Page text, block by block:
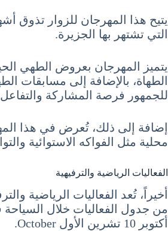
يتيح هذا المهرجان للزوار تذوق
التي تشتهر بها الجزيرة.
يتميز المهرجان بعروض الطهي
الطهاة، بالإضافة إلى مسابقات
للجمهور فرصة المشاركة
إضافة إلى ذلك، تُعرض في هذا
محلية مثل الفواكه الاستوائية
الفعاليات الرياضية والترفيهية
أخيراً، تُعد الفعاليات الرياضية
من جدول الفعاليات خلال
أكتوبر 10 تشرين الأول October.